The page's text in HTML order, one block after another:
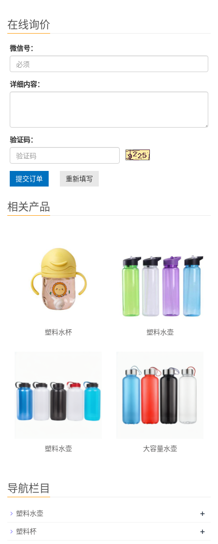
在线询价
微信号：
详细内容：
验证码：
提交订单 重新填写
相关产品
塑料水杯 塑料水壶
塑料水壶 大容量水壶
导航栏目
塑料水壶 +
塑料杯 +